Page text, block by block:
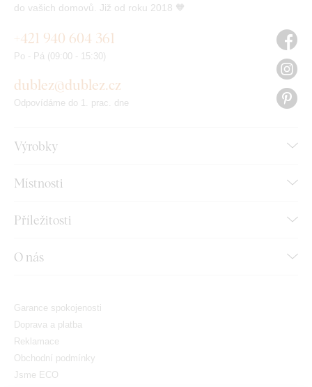
do vašich domovů. Již od roku 2018 🧡
Výrobky
Místnosti
Příležitosti
O nás
+421 940 604 361
Po - Pá (09:00 - 15:30)
dublez@dublez.cz
Odpovídáme do 1. prac. dne
Garance spokojenosti
Doprava a platba
Reklamace
Obchodní podmínky
Jsme ECO